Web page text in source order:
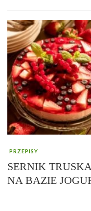
PRZEPISY
SERNIK
NA BAZIE